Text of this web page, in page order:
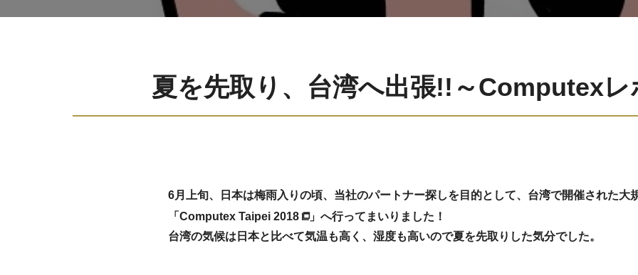
夏を先取り、台湾へ出張!!～Computexレ
6月上旬、日本は梅雨入りの頃、当社のパートナー探しを目的として、台湾で開催された大
「 Computex Taipei 2018
」へ行ってまいりました！
台湾の気候は日本と比べて気温も高く、湿度も高いので夏を先取りした気分でした。